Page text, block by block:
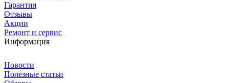
Гарантия
Отзывы
Акции
Ремонт и сервис
Информация
Новости
Полезные статьи